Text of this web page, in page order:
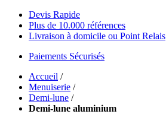
Devis Rapide
Plus de 10.000 références
Livraison à domicile ou Point Relais
Paiements Sécurisés
Accueil /
Menuiserie /
Demi-lune /
Demi-lune aluminium